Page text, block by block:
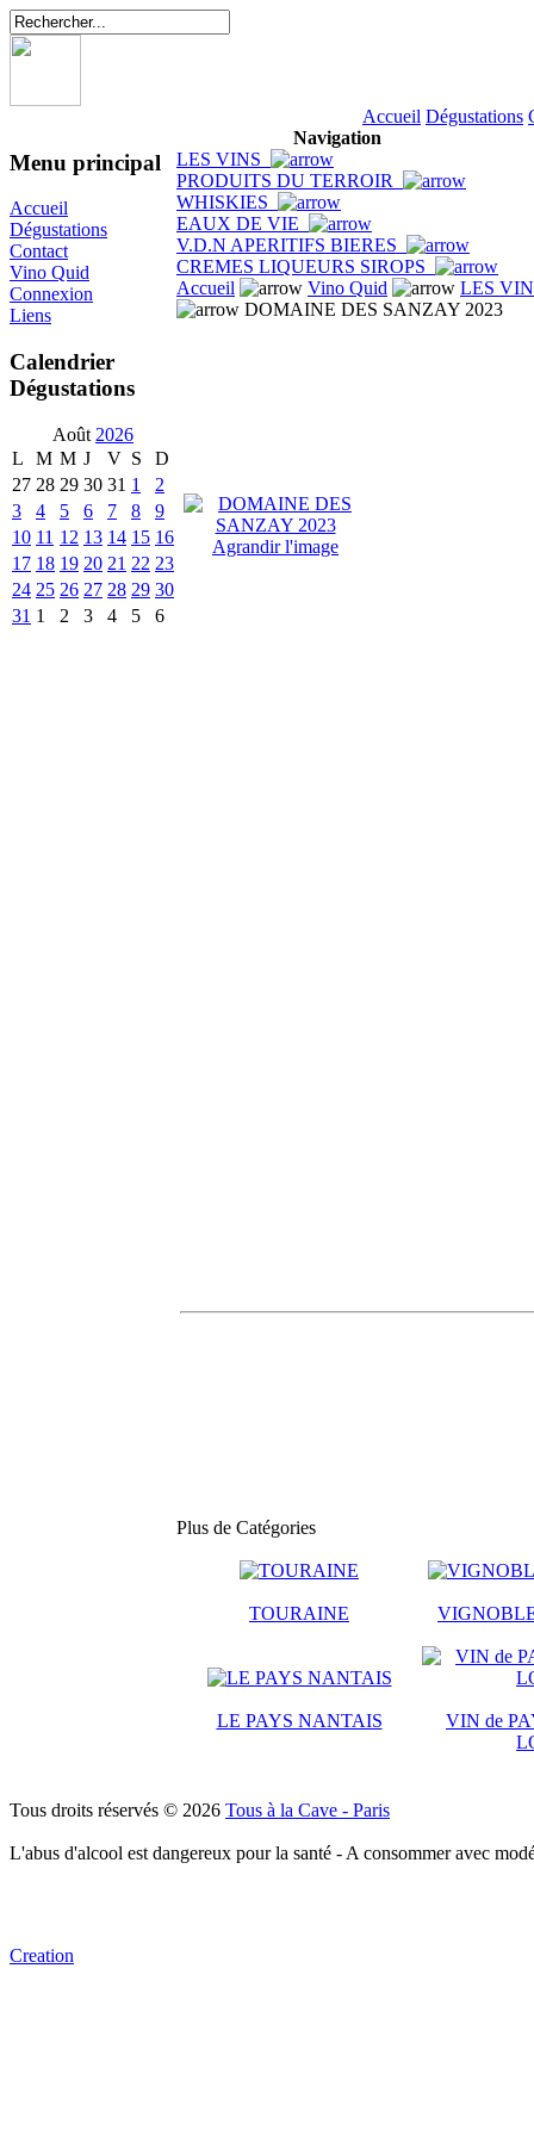
Accueil Dégustations
Menu principal
Accueil
Dégustations
Contact
Vino Quid
Connexion
Liens
Calendrier
Dégustations
Août 2026
L
M M J V S
D
27 28 29 30 31 1
2
3
4 5 6 7 8
9
10 11 12 13 14 15 16
17 18 19 20 21 22 23
24 25 26 27 28 29 30
31 1 2 3 4 5 6
Navigation
LES VINS
PRODUITS DU TERROIR
WHISKIES
EAUX DE VIE
V.D.N APERITIFS BIERES
CREMES LIQUEURS SIROPS
Accueil
Vino Quid
LES
DOMAINE DES SANZAY 2023
Agrandir l'image
Plus de Catégories
TOURAINE
LE PAYS NANTAIS
VIN de
Tous droits réservés © 2026 Tous à la Cave - Paris
L'abus d'alcool est dangereux pour la santé - A consommer avec
Creation